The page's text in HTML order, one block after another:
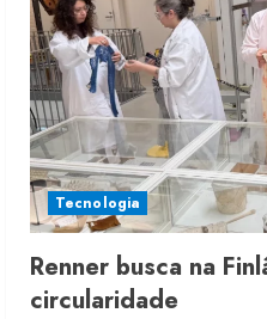
a
d
i
n
g
Tecnologia
Renner busca na
circularidade